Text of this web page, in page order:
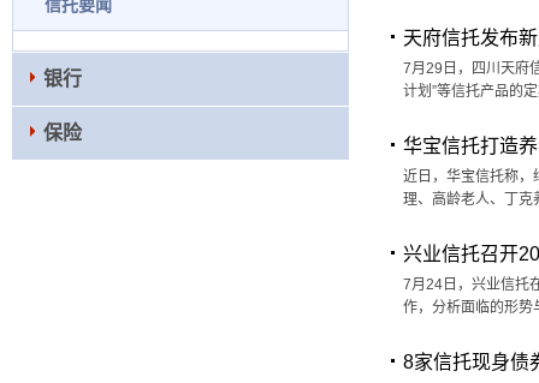
信托要闻
银行
保险
天府信托发布
7月29日，四川天府
计划”等信托产品的
华宝信托打造
近日，华宝信托称，
理、高龄老人、丁
兴业信托召开
7月24日，兴业信托
作，分析面临的形势
8家信托现身债